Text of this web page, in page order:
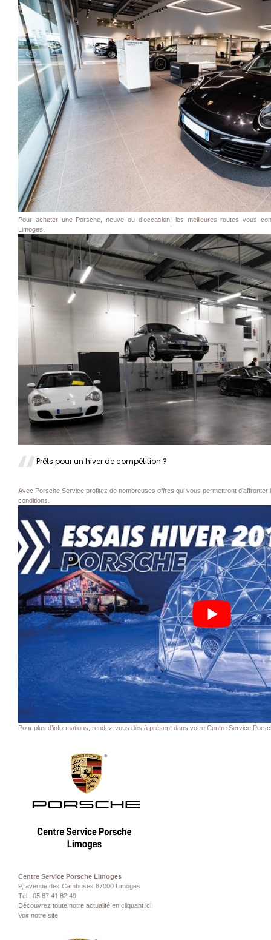
Pour acheter une Porsche, neuve ou d’occasion, les meilleures routes vous
Limoges.
Prêts pour un hiver de compétition ?
Avec Porsche Service profitez de nombreuses offres qui vous permettront
conditions.
Pour plus d’informations, rendez-vous dès à présent dans votre Centre Service
Centre Service Porsche Limoges
9, avenue des Cambuses 87000 Limoges
Tél : 05 87 41 82 49
Découvrez toute notre actualité en cliquant ici
Voir notre site